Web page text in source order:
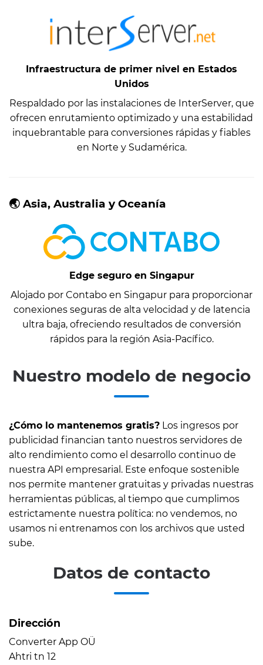
Infraestructura de primer nivel en Estados
Unidos
Respaldado por las instalaciones de InterServer, que
ofrecen enrutamiento optimizado y una estabilidad
inquebrantable para conversiones rápidas y fiables
en Norte y Sudamérica.
🌏 Asia, Australia y Oceanía
Edge seguro en Singapur
Alojado por Contabo en Singapur para proporcionar
conexiones seguras de alta velocidad y de latencia
ultra baja, ofreciendo resultados de conversión
rápidos para la región Asia-Pacífico.
Nuestro modelo de negocio
¿Cómo lo mantenemos gratis? Los ingresos por
publicidad financian tanto nuestros servidores de
alto rendimiento como el desarrollo continuo de
nuestra API empresarial. Este enfoque sostenible
nos permite mantener gratuitas y privadas nuestras
herramientas públicas, al tiempo que cumplimos
estrictamente nuestra política: no vendemos, no
usamos ni entrenamos con los archivos que usted
sube.
Datos de contacto
Dirección
Converter App OÜ
Ahtri tn 12